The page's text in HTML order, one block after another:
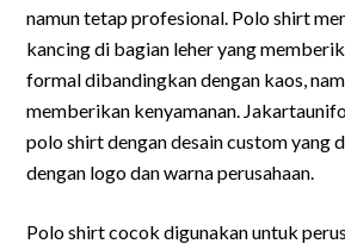
namun tetap profesional. Polo shirt
kancing di bagian leher yang
formal dibandingkan dengan kaos,
memberikan kenyamanan.
polo shirt dengan desain custom yang
dengan logo dan warna perusahaan.
Polo shirt cocok digunakan untuk